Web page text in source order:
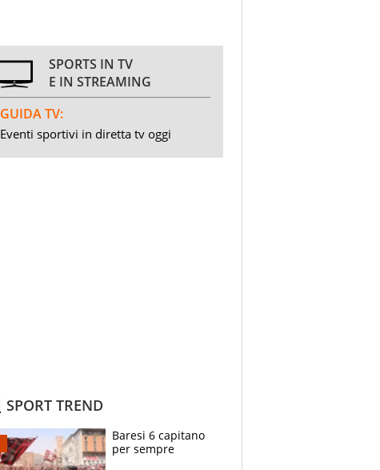
SPORTS IN TV
E IN STREAMING
GUIDA TV:
Eventi sportivi in diretta tv oggi
SPORT TREND
Baresi 6 capitano
per sempre